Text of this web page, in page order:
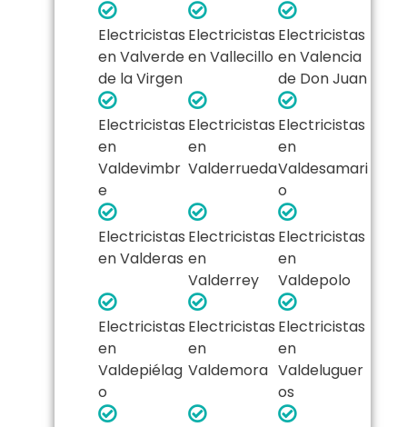
Electricistas
en Valverde
de la Virgen
Electricistas
en Vallecillo
Electricistas
en Valencia
de Don Juan
Electricistas
en
Valdevimbr
e
Electricistas
en
Valderrueda
Electricistas
en
Valdesamari
o
Electricistas
en Valderas
Electricistas
en
Valderrey
Electricistas
en
Valdepolo
Electricistas
en
Valdepiélag
o
Electricistas
en
Valdemora
Electricistas
en
Valdeluguer
os